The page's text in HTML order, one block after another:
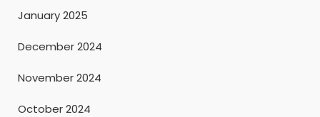
January 2025
December 2024
November 2024
October 2024